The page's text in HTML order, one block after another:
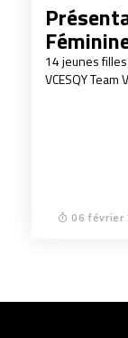
14 jeunes
VCESQY Team
06 février